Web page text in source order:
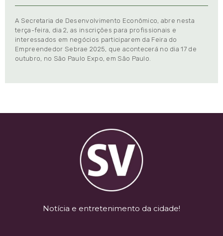
A Secretaria de Desenvolvimento Econômico, abre nesta
terça-feira, dia 2, as inscrições para profissionais e
interessados em negócios participarem da Feira do
Empreendedor Sebrae 2025, que acontecerá no dia 17 de
outubro, no São Paulo Expo, em São Paulo.
Notícia e entretenimento da cidade!